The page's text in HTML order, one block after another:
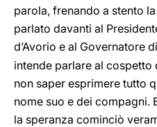
parola, frenando a stento
parlato davanti al
d’Avorio e al Governatore
intende parlare al cospetto
non saper esprimere tutto
nome suo e dei compagni.
la speranza cominciò